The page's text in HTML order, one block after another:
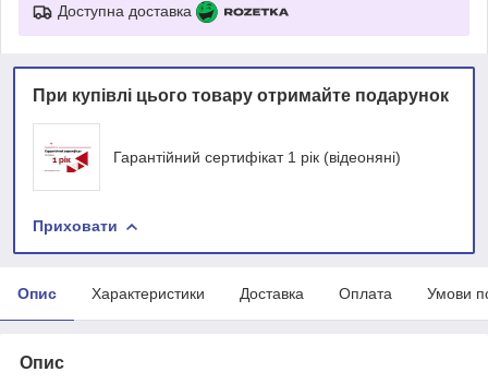
Доступна доставка
При купівлі цього товару отримайте подарунок
Гарантійний сертифікат 1 рік (відеоняні)
Приховати
Опис Характеристики Доставка Оплата Умови
Опис